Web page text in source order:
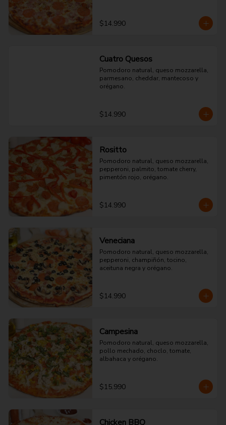
$14.990
Cuatro Quesos
Pomodoro natural, queso mozzarella,
parmesano, cheddar, mantecoso y
orégano.
$14.990
Rositto
Pomodoro natural, queso mozzarella,
pepperoni, palmito, tomate cherry,
pimentón rojo, orégano.
$14.990
Veneciana
Pomodoro natural, queso mozzarella,
pepperoni, champiñón, tocino,
aceituna negra y orégano.
$14.990
Campesina
Pomodoro natural, queso mozzarella,
pollo mechado, choclo, tomate,
albahaca y orégano.
$15.990
Chicken BBQ